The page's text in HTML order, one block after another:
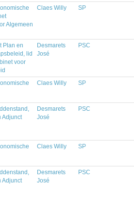
Algemeen
Claes Willy SP
Plan en
lid
voor
Desmarets
José
PSC
Claes Willy SP
Adjunct
Desmarets
José
PSC
Claes Willy SP
Adjunct
Desmarets
José
PSC